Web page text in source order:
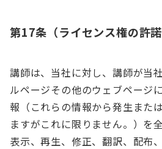
第17条（ライセンス権の許諾
講師は、当社に対し、講師が当
ルページその他のウェブページ
報（これらの情報から発生また
ますがこれに限りません。）を
表示、再生、修正、翻訳、配布